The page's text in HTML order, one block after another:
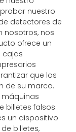
nuestro
detectores de
nosotros, nos
ofrece un
cajas
que los
de su marca.
máquinas
billetes falsos.
un dispositivo
billetes,